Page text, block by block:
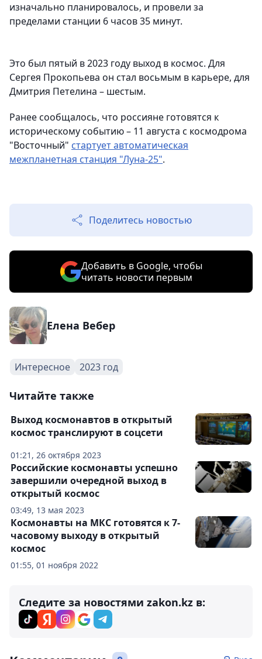
изначально планировалось, и провели за
пределами станции 6 часов 35 минут.
Это был пятый в 2023 году выход в космос. Для
Сергея Прокопьева он стал восьмым в карьере, для
Дмитрия Петелина – шестым.
Ранее сообщалось, что россияне готовятся к
историческому событию – 11 августа с космодрома
"Восточный" стартует автоматическая
межпланетная станция "Луна-25".
Поделитесь новостью
Добавить в Google, чтобы
читать новости первым
Елена Вебер
Интересное 2023 год
Читайте также
01:21, 26 октября 2023
Выход космонавтов в открытый
космос транслируют в соцсети
03:49, 13 мая 2023
Российские космонавты успешно
завершили очередной выход в
открытый космос
01:55, 01 ноября 2022
Космонавты на МКС готовятся к 7-
часовому выходу в открытый
космос
Следите за новостями zakon.kz в: